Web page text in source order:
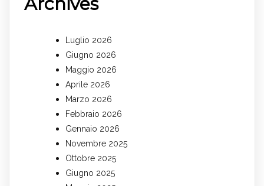
Luglio 2026
Giugno 2026
Maggio 2026
Aprile 2026
Marzo 2026
Febbraio 2026
Gennaio 2026
Novembre 2025
Ottobre 2025
Giugno 2025